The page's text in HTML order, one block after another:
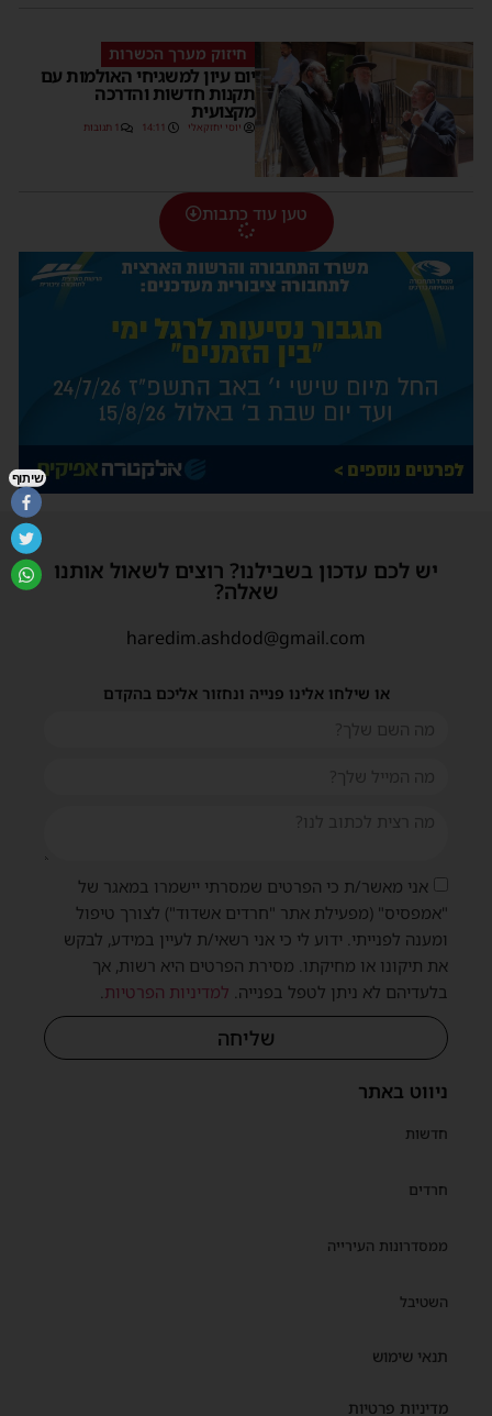
חיזוק מערך הכשרות
יום עיון למשגיחי האולמות עם
תקנות חדשות והדרכה
מקצועית
יוסי יחזקאלי 14:11 1 תגובות
טען עוד כתבות
ניווט באתר
חדשות
חרדים
ממסדרונות העירייה
השטיבל
תנאי שימוש
מדיניות פרטיות
יש לכם עדכון בשבילנו? רוצים לשאול אותנו
שאלה?
haredim.ashdod@gmail.com
או שילחו אלינו פנייה ונחזור אליכם בהקדם
אני מאשר/ת כי הפרטים שמסרתי יישמרו במאגר של
"אמפסיס" (מפעילת אתר "חרדים אשדוד") לצורך טיפול
ומענה לפנייתי. ידוע לי כי אני רשאי/ת לעיין במידע, לבקש
את תיקונו או מחיקתו. מסירת הפרטים היא רשות, אך
בלעדיהם לא ניתן לטפל בפנייה. למדיניות הפרטיות
שליחה
שיתוף